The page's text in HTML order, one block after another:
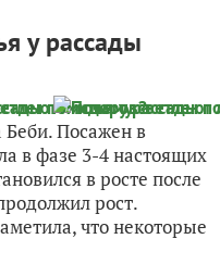
у рассады
Посажен в
в фазе 3-4 настоящих
в росте после
рост.
что некоторые